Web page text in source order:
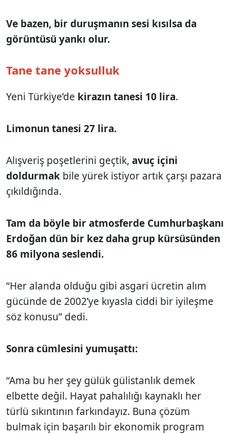
Ve bazen, bir duruşmanın sesi kısılsa da
görüntüsü yankı olur.
Tane tane yoksulluk
Yeni Türkiye’de kirazın tanesi 10 lira.
Limonun tanesi 27 lira.
Alışveriş poşetlerini geçtik, avuç içini
doldurmak bile yürek istiyor artık çarşı pazara
çıkıldığında.
Tam da böyle bir atmosferde Cumhurbaşkanı
Erdoğan dün bir kez daha grup kürsüsünden
86 milyona seslendi.
“Her alanda olduğu gibi asgari ücretin alım
gücünde de 2002’ye kıyasla ciddi bir iyileşme
söz konusu” dedi.
Sonra cümlesini yumuşattı:
“Ama bu her şey gülük gülistanlık demek
elbette değil. Hayat pahalılığı kaynaklı her
türlü sıkıntının farkındayız. Buna çözüm
bulmak için başarılı bir ekonomik program